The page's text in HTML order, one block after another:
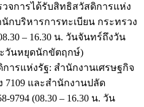
จการได้รับสิทธิสวัสดิการแห่ง
กบริหารการทะเบียน กระทรวง
– 16.30 น. วันจันทร์ถึงวัน
วันหยุดนักขัตฤกษ์)
ารแห่งรัฐ: สำนักงานเศรษฐกิจ
7109 และสำนักงานปลัด
9794 (08.30 – 16.30 น. วัน